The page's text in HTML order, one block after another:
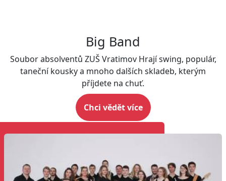
Big Band
Soubor absolventů ZUŠ Vratimov Hrají swing, populár,
taneční kousky a mnoho dalších skladeb, kterým
příjdete na chuť.
Chci vědět více